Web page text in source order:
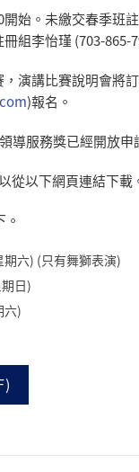
始。未繳交春季班
組李怡瑾 (703-865-
演講比賽說明會將
)報名。
導服務獎已經開放申
從以下網頁連結下載
六) (只有舞獅表演)
日)
六)